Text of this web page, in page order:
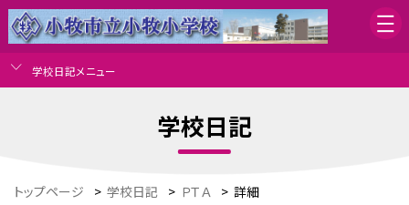
学校日記メニュー
学校日記
トップページ > 学校日記 > ＰＴＡ > 詳細